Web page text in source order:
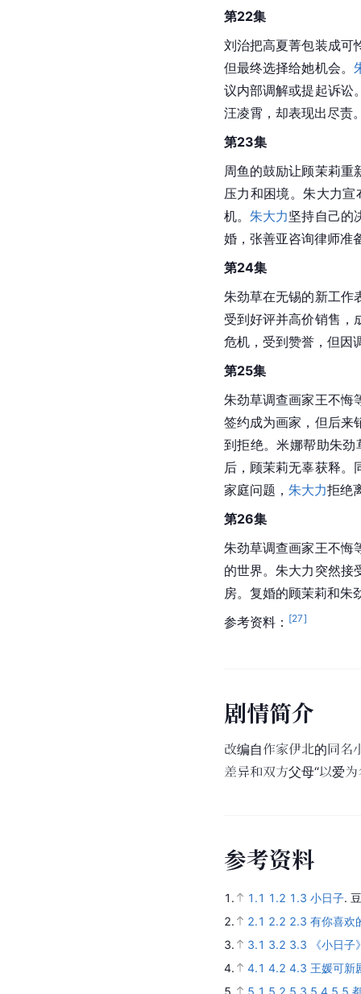
第20集
顾茉莉和朱劲草在调查
情，引起朱劲草和顾
私下与刘治合作翻供，
夏菁遭受网络暴力。周
第21集
周鱼邀请顾茉莉谈恋爱
搜带来流量。在找工作
朱劲草想提前退租，却
劲草调查监控视频，张
刘治把高夏菁包装成可
但最终选择给她机会。
汪凌霄，却表现出尽责
第23集
周鱼的鼓励让顾茉莉重
压力和困境。朱大力宣
机。朱大力 坚持自己的
朱劲草在无锡的新工作
受到好评并高价销售
到拒绝。米娜帮助朱
家庭问题，朱大力拒绝
房。复婚的顾茉莉和朱
剧情简介